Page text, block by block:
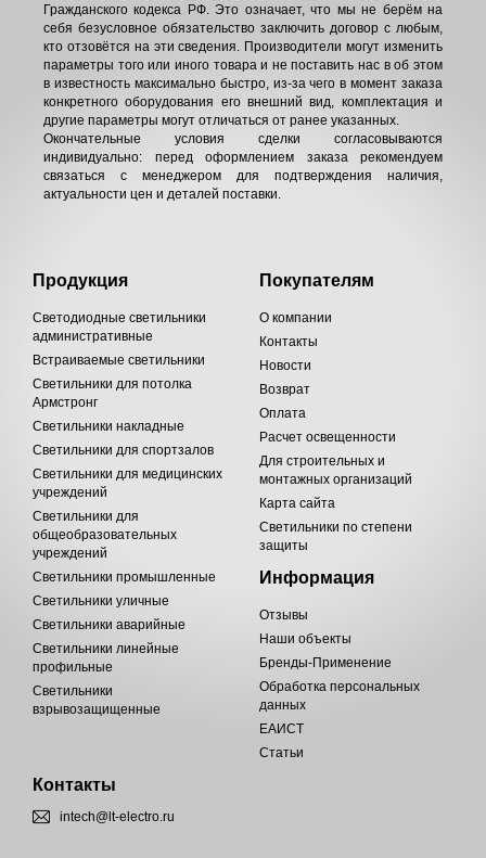
Гражданского кодекса РФ. Это означает, что мы не берём на
себя безусловное обязательство заключить договор с любым,
кто отзовётся на эти сведения. Производители могут изменить
параметры того или иного товара и не поставить нас в об этом
в известность максимально быстро, из-за чего в момент заказа
конкретного оборудования его внешний вид, комплектация и
другие параметры могут отличаться от ранее указанных.
Окончательные условия сделки согласовываются
индивидуально: перед оформлением заказа рекомендуем
связаться с менеджером для подтверждения наличия,
актуальности цен и деталей поставки.
Продукция
Светодиодные светильники
административные
Встраиваемые светильники
Светильники для потолка
Армстронг
Светильники накладные
Светильники для спортзалов
Светильники для медицинских
учреждений
Светильники для
общеобразовательных
учреждений
Светильники промышленные
Светильники уличные
Светильники аварийные
Светильники линейные
профильные
Светильники
взрывозащищенные
Покупателям
О компании
Контакты
Новости
Возврат
Оплата
Расчет освещенности
Для строительных и
монтажных организаций
Карта сайта
Светильники по степени
защиты
Информация
Отзывы
Наши объекты
Бренды-Применение
Обработка персональных
данных
ЕАИСТ
Статьи
Контакты
intech@lt-electro.ru